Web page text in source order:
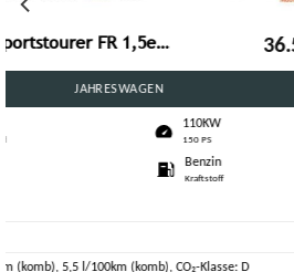
SEAT Leon ST 2.0 TDI DSG FR
119.0 g/km (komb), 4,6 l/100km (komb),